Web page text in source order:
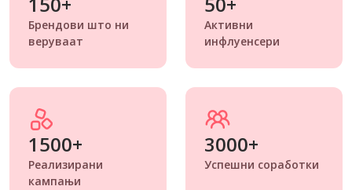
Брендови што ни
веруваат
Активни
инфлуенсери
1500+
Реализирани
кампањи
3000+
Успешни соработки